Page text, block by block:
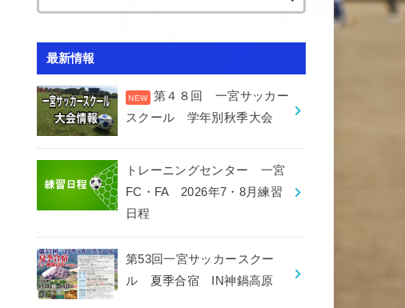
最新情報
第４８回 一宮サッカー
スクール 学年別秋季大会
トレーニングセンター 一宮
FC・FA 2026年7・8月練習
日程
第53回一宮サッカースクー
ル 夏季合宿 IN神鍋高原